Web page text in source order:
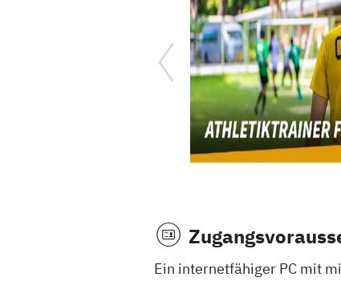
Ein internetfähiger PC mit